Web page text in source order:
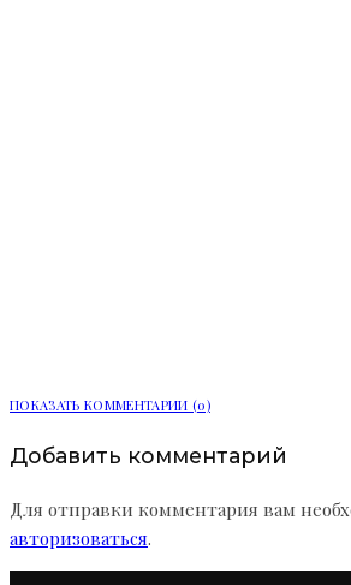
ПОКАЗАТЬ КОММЕНТАРИИ (0)
Добавить комментарий
Для отправки комментария вам
авторизоваться.